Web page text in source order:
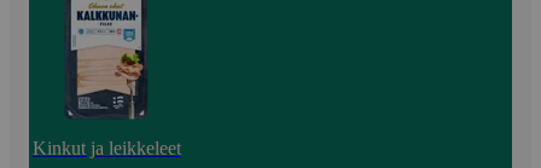
Kinkut ja leikkeleet